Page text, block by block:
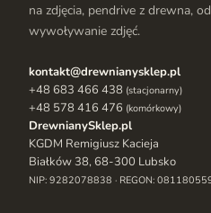
na zdjęcia, pendrive z drewna,
wywoływanie zdjęć.
kontakt@drewnianysklep.pl
+48 683 466 438 (stacjonarny)
+48 578 416 476 (komórkowy)
DrewnianySklep.pl
KGDM Remigiusz Kacieja
Białków 38, 68-300 Lubsko
NIP: 9282078838 · REGON: